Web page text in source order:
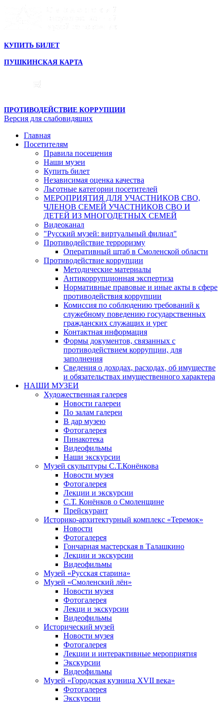
КУПИТЬ БИЛЕТ
ПУШКИНСКАЯ КАРТА
ПРОТИВОДЕЙСТВИЕ КОРРУПЦИИ
Версия для слабовидящих
Главная
Посетителям
Правила посещения
Наши музеи
Купить билет
Независимая оценка качества
Льготные категории посетителей
МЕРОПРИЯТИЯ ДЛЯ УЧАСТНИКОВ СВО,
ЧЛЕНОВ СЕМЕЙ УЧАСТНИКОВ СВО И
ДЕТЕЙ ИЗ МНОГОДЕТНЫХ СЕМЕЙ
Видеоканал
"Русский музей: виртуальный филиал"
Противодействие терроризму
Оперативный штаб в Смоленской области
Противодействие коррупции
Методические материалы
Антикоррупционная экспертиза
Нормативные правовые и иные акты в сфере
противодействия коррупции
Комиссия по соблюдению требований к
служебному поведению государственных
гражданских служащих и урег
Контактная информация
Формы документов, связанных с
противодействием коррупции, для
заполнения
Сведения о доходах, расходах, об имуществе
и обязательствах имущественного характера
НАШИ МУЗЕИ
Художественная галерея
Новости галереи
По залам галереи
В дар музею
Фотогалерея
Пинакотека
Видеофильмы
Наши экскурсии
Музей скульптуры С.Т.Конёнкова
Новости музея
Фотогалерея
Лекции и экскурсии
С.Т. Конёнков о Смоленщине
Прейскурант
Историко-архитектурный комплекс «Теремок»
Новости
Фотогалерея
Гончарная мастерская в Талашкино
Лекции и экскурсии
Видеофильмы
Музей «Русская старина»
Музей «Смоленский лён»
Новости музея
Фотогалерея
Лекци и экскурсии
Видеофильмы
Исторический музей
Новости музея
Фотогалерея
Лекции и интерактивные мероприятия
Экскурсии
Видеофильмы
Музей «Городская кузница XVII века»
Фотогалерея
Экскурсии